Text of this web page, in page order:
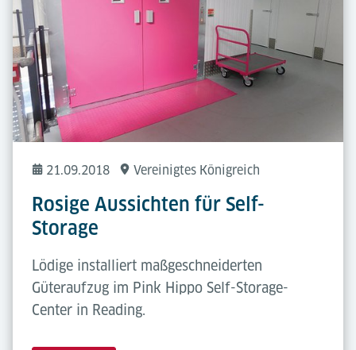
21.09.2018 Vereinigtes Königreich
Rosige Aussichten für Self-
Storage
Lödige installiert maßgeschneiderten
Güteraufzug im Pink Hippo Self-Storage-
Center in Reading.